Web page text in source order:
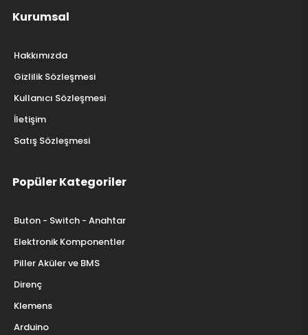
Kurumsal
Hakkımızda
Gizlilik Sözleşmesi
Kullanıcı Sözleşmesi
İletişim
Satış Sözleşmesi
Popüler Kategoriler
Buton - Switch - Anahtar
Elektronik Komponentler
Piller Aküler ve BMS
Direnç
Klemens
Arduino